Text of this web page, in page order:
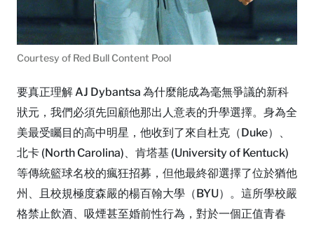
Courtesy of Red Bull Content Pool
要真正理解 AJ Dybantsa 為什麼能成為毫無爭議的新科
狀元，我們必須先回顧他那出人意表的升學選擇。身為全
美最受矚目的高中明星，他收到了來自杜克（Duke）、
北卡 (North Carolina)、肯塔基 (University of Kentuck)
等傳統籃球名校的瘋狂招募，但他最終卻選擇了位於猶他
州、且校規極度森嚴的楊百翰大學（BYU）。這所學校嚴
格禁止飲酒、吸煙甚至婚前性行為，對於一個正值青春